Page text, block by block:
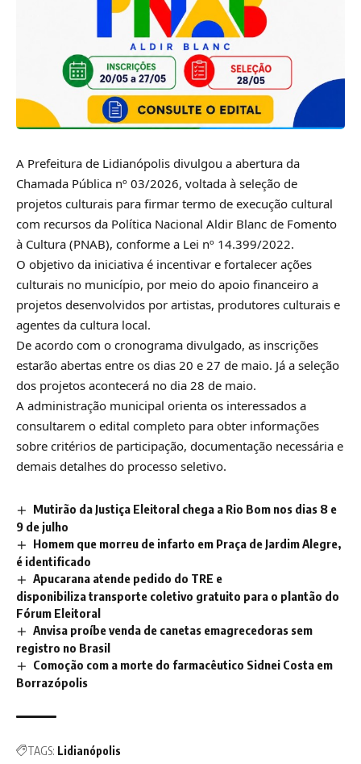
A Prefeitura de Lidianópolis divulgou a abertura da
Chamada Pública nº 03/2026, voltada à seleção de
projetos culturais para firmar termo de execução cultural
com recursos da Política Nacional Aldir Blanc de Fomento
à Cultura (PNAB), conforme a Lei nº 14.399/2022.
O objetivo da iniciativa é incentivar e fortalecer ações
culturais no município, por meio do apoio financeiro a
projetos desenvolvidos por artistas, produtores culturais e
agentes da cultura local.
De acordo com o cronograma divulgado, as inscrições
estarão abertas entre os dias 20 e 27 de maio. Já a seleção
dos projetos acontecerá no dia 28 de maio.
A administração municipal orienta os interessados a
consultarem o edital completo para obter informações
sobre critérios de participação, documentação necessária e
demais detalhes do processo seletivo.
Mutirão da Justiça Eleitoral chega a Rio Bom nos dias 8 e
9 de julho
Homem que morreu de infarto em Praça de Jardim Alegre,
é identificado
Apucarana atende pedido do TRE e
disponibiliza transporte coletivo gratuito para o plantão do
Fórum Eleitoral
Anvisa proíbe venda de canetas emagrecedoras sem
registro no Brasil
Comoção com a morte do farmacêutico Sidnei Costa em
Borrazópolis
TAGS: Lidianópolis